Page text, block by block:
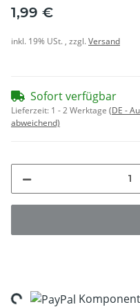
1,99 €
inkl. 19% USt. , zzgl.Versand
Sofort verfügbar
Lieferzeit: 1 - 2 Werktage (DE -
abweichend)